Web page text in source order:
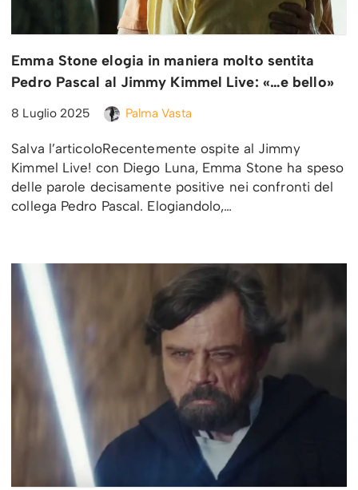
Emma Stone elogia in maniera molto sentita
Pedro Pascal al Jimmy Kimmel Live: «…e bello»
8 Luglio 2025 Palma Vasta
Salva l’articoloRecentemente ospite al Jimmy
Kimmel Live! con Diego Luna, Emma Stone ha speso
delle parole decisamente positive nei confronti del
collega Pedro Pascal. Elogiandolo,…